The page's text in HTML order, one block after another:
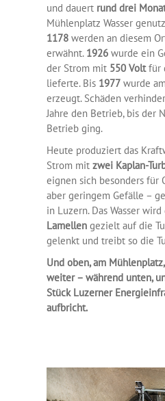
und dauert rund drei
Mühlenplatz Wasser
1178 werden an diesem
erwähnt. 1926 wurde ein
der Strom mit 550 Voltfür
lieferte. Bis 1977 wurde
erzeugt. Schäden
Jahre den Betrieb, bis der
Betrieb ging.
Heute produziert das
Strom mitzwei Kaplan-
eignen sich besonders für
aber geringem Gefälle –
in Luzern. Das Wasser
Lamellen gezielt auf die
gelenkt und treibt so die
Und oben, am
weiter – während unten,
Stück Luzerner
aufbricht.